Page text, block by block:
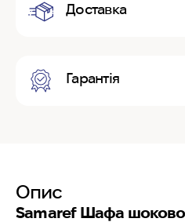
Доставка
Гарантія
Опис
Samaref Шафа